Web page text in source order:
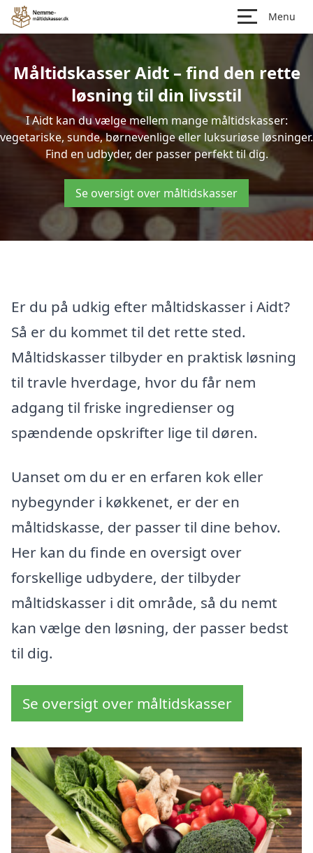
Menu
Måltidskasser Aidt – find den rette
løsning til din livsstil
I Aidt kan du vælge mellem mange måltidskasser:
vegetariske, sunde, børnevenlige eller luksuriøse løsninger.
Find en udbyder, der passer perfekt til dig.
Se oversigt over måltidskasser
Er du på udkig efter måltidskasser i Aidt?
Så er du kommet til det rette sted.
Måltidskasser tilbyder en praktisk løsning
til travle hverdage, hvor du får nem
adgang til friske ingredienser og
spændende opskrifter lige til døren.
Uanset om du er en erfaren kok eller
nybegynder i køkkenet, er der en
måltidskasse, der passer til dine behov.
Her kan du finde en oversigt over
forskellige udbydere, der tilbyder
måltidskasser i dit område, så du nemt
kan vælge den løsning, der passer bedst
til dig.
Se oversigt over måltidskasser